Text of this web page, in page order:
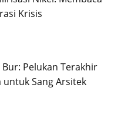
Krisis
Pelukan Terakhir
untuk Sang Arsitek